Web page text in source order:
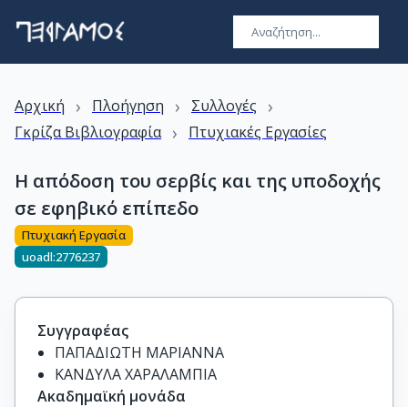
Αρχική › Πλοήγηση › Συλλογές ›
Γκρίζα Βιβλιογραφία › Πτυχιακές Εργασίες
Η απόδοση του σερβίς και της υποδοχής
σε εφηβικό επίπεδο
Πτυχιακή Εργασία
uoadl:2776237
Συγγραφέας
ΠΑΠΑΔΙΩΤΗ ΜΑΡΙΑΝΝΑ
ΚΑΝΔΥΛΑ ΧΑΡΑΛΑΜΠΙΑ
Ακαδημαϊκή μονάδα